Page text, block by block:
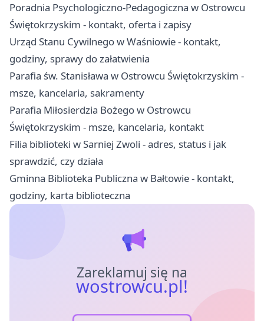
Poradnia Psychologiczno-Pedagogiczna w Ostrowcu
Świętokrzyskim - kontakt, oferta i zapisy
Urząd Stanu Cywilnego w Waśniowie - kontakt,
godziny, sprawy do załatwienia
Parafia św. Stanisława w Ostrowcu Świętokrzyskim -
msze, kancelaria, sakramenty
Parafia Miłosierdzia Bożego w Ostrowcu
Świętokrzyskim - msze, kancelaria, kontakt
Filia biblioteki w Sarniej Zwoli - adres, status i jak
sprawdzić, czy działa
Gminna Biblioteka Publiczna w Bałtowie - kontakt,
godziny, karta biblioteczna
Zareklamuj się na
wostrowcu.pl!